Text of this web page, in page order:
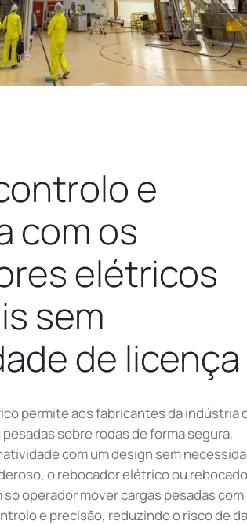
e
com os
elétricos
sem
de licença
permite aos fabricantes da indústria
sobre rodas de forma segura,
com um design sem
o rebocador elétrico ou
operador mover cargas pesadas com
e precisão, reduzindo o risco de